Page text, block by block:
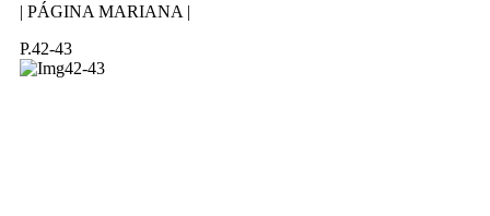
| PÁGINA MARIANA |
P.42-43